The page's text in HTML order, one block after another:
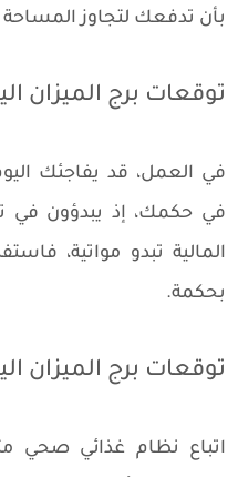
بأن تدفعك لتجاوز
توقعات برج الميزان
في العمل، قد يفاجئك
في حكمك، إذ يبدؤون في
المالية تبدو مواتية،
بحكمة.
توقعات برج الميزان
اتباع نظام غذائي صحي